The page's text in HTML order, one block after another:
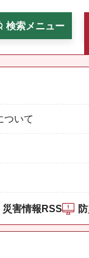
検索メニュー
ついて
災害情報RSS